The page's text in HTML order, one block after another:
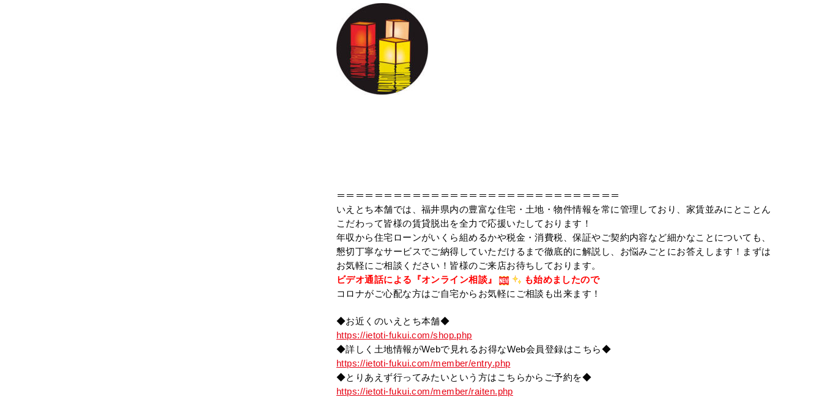
＝＝＝＝＝＝＝＝＝＝＝＝＝＝＝＝＝＝＝＝＝＝＝＝＝＝＝＝＝＝
いえとち本舗では、福井県内の豊富な住宅・土地・物件情報を常に管理しており、家賃並みにとことん
こだわって皆様の賃貸脱出を全力で応援いたしております！
年収から住宅ローンがいくら組めるかや税金・消費税、保証やご契約内容など細かなことについても、
懇切丁寧なサービスでご納得していただけるまで徹底的に解説し、お悩みごとにお答えします！まずは
お気軽にご相談ください！皆様のご来店お待ちしております。
ビデオ通話による『オンライン相談』
も始めましたので
コロナがご心配な方はご自宅からお気軽にご相談も出来ます！
◆お近くのいえとち本舗◆
https://ietoti-fukui.com/shop.php
◆詳しく土地情報がWebで見れるお得なWeb会員登録はこちら◆
https://ietoti-fukui.com/member/entry.php
◆とりあえず行ってみたいという方はこちらからご予約を◆
https://ietoti-fukui.com/member/raiten.php